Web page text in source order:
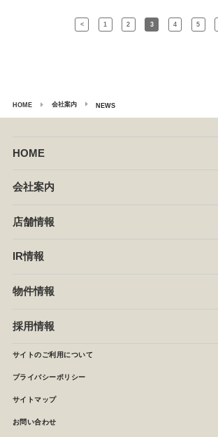
< 1 2 3 4 5
HOME 会社案内 NEWS
HOME
会社案内
企業情報
セントラルキッチン
NEWS
店舗情報
椿屋珈琲
イタリアンダイニングDONA
店舗検索
IR情報
IRニュース
月次報告
決算短信
株主の皆様へ
よくあるご質問 (株主優待制度)
物件情報
採用情報
サイトのご利用について
プライバシーポリシー
サイトマップ
お問い合わせ